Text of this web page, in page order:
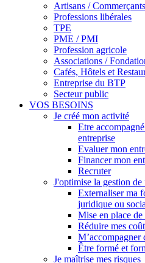
Artisans / Commerçants
Professions libérales
TPE
PME / PMI
Profession agricole
Associations /
Cafés, Hôtels et
Entreprise du BTP
Secteur public
VOS BESOINS
Je créé mon activité
Etre
entreprise
Evaluer mon
Financer mon
Recruter
J'optimise la gestion
Externaliser ma
juridique ou
Mise en place
Réduire mes
M’accompagner
Être formé et
Je maîtrise mes risques